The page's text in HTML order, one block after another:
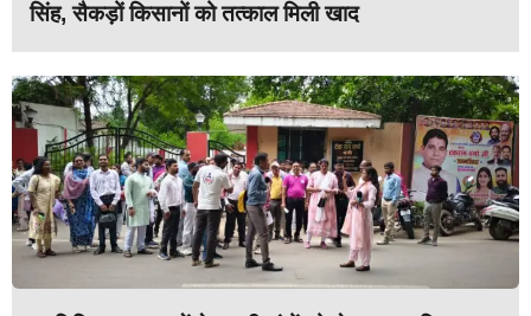
सिंह, सैकड़ों किसानों को तत्काल मिली खाद